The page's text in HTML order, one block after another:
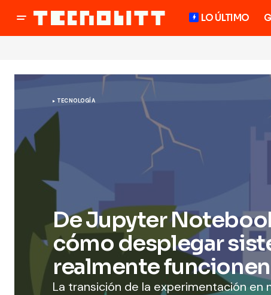
LO ÚLTIMO
TECNOLOGÍA
De Jupyter
cómo desplegar
realmente funcionen
La transición de la experimentación en